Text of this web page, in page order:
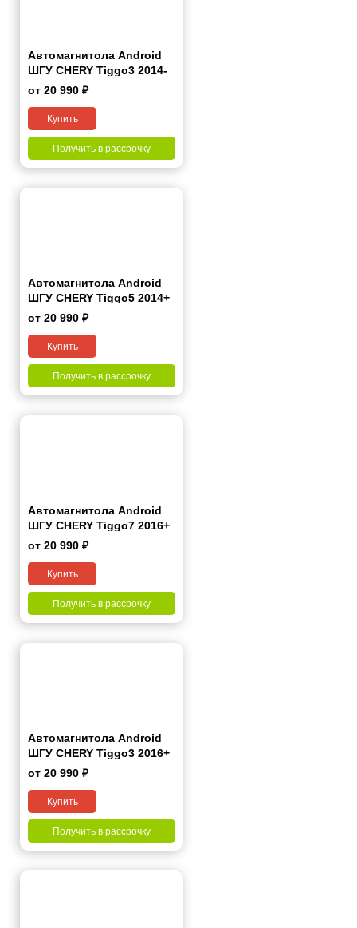
Автомагнитола Android
ШГУ CHERY Tiggo3 2014-
2016 10"
от 20 990 ₽
Купить
Получить в рассрочку
Автомагнитола Android
ШГУ CHERY Tiggo5 2014+
10"
от 20 990 ₽
Купить
Получить в рассрочку
Автомагнитола Android
ШГУ CHERY Tiggo7 2016+
10"
от 20 990 ₽
Купить
Получить в рассрочку
Автомагнитола Android
ШГУ CHERY Tiggo3 2016+
от 20 990 ₽
Купить
Получить в рассрочку